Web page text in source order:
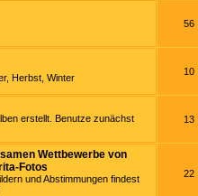
56
, Herbst Winter
10
erstellt. Benutze zunächst
13
Wettbewerbe von
Fotos
und Abstimmungen findest
22